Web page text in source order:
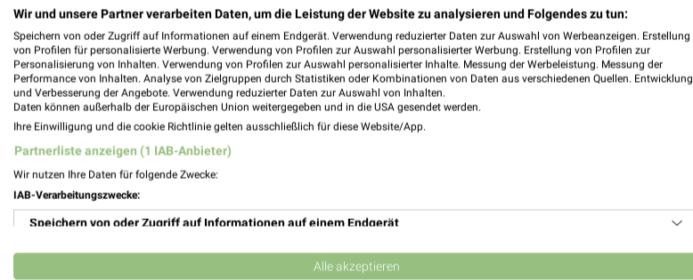
568,87 km
Woolworth Angebote in Kempten
Kempten, Deutschland
576,87 km
Wir und unsere Partner verarbeiten Daten, um die Leistung der Website zu analysieren und Folgendes zu tun:
Speichern von oder Zugriff auf Informationen auf einem Endgerät. Verwendung reduzierter Daten zur Auswahl von Werbeanzeigen. Erstellung
von Profilen für personalisierte Werbung. Verwendung von Profilen zur Auswahl personalisierter Werbung. Erstellung von Profilen zur
Personalisierung von Inhalten. Verwendung von Profilen zur Auswahl personalisierter Inhalte. Messung der Werbeleistung. Messung der
Performance von Inhalten. Analyse von Zielgruppen durch Statistiken oder Kombinationen von Daten aus verschiedenen Quellen. Entwicklung
und Verbesserung der Angebote. Verwendung reduzierter Daten zur Auswahl von Inhalten.
Daten können außerhalb der Europäischen Union weitergegeben und in die USA gesendet werden.
Ihre Einwilligung und die cookie Richtlinie gelten ausschließlich für diese Website/App.
Partnerliste anzeigen (1 IAB-Anbieter)
Wir nutzen Ihre Daten für folgende Zwecke:
IAB-Verarbeitungszwecke:
Speichern von oder Zugriff auf Informationen auf einem Endgerät
Verwendung reduzierter Daten zur Auswahl von Werbeanzeigen
Alle akzeptieren